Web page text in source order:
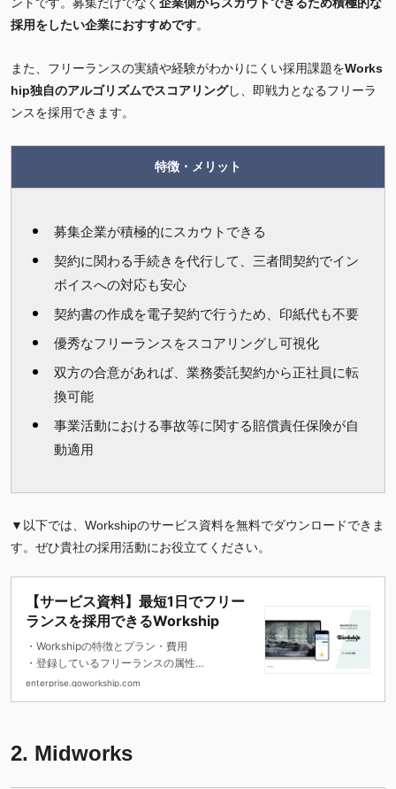
採用をしたい企業におすすめです。
また、フリーランスの実績や経験がわかりにくい採用課題をWorks
hip独自のアルゴリズムでスコアリングし、即戦力となるフリーラ
ンスを採用できます。
特徴・メリット
募集企業が積極的にスカウトできる
契約に関わる手続きを代行して、三者間契約でイン
ボイスへの対応も安心
契約書の作成を電子契約で行うため、印紙代も不要
優秀なフリーランスをスコアリングし可視化
双方の合意があれば、業務委託契約から正社員に転
換可能
事業活動における事故等に関する賠償責任保険が自
動適用
▼以下では、Workshipのサービス資料を無料でダウンロードできま
す。ぜひ貴社の採用活動にお役立てください。
【サービス資料】最短1日でフリー
ランスを採用できるWorkship
・Workshipの特徴とプラン・費用
・登録しているフリーランスの属性
・導入企業の活用事例 などをお伝えしてい
enterprise.goworkship.com
2. Midworks